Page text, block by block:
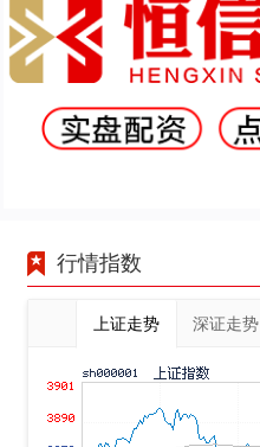
行情指数
上证走势 深证走势